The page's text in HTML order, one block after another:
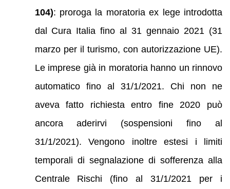
104): proroga la moratoria ex lege introdotta
dal Cura Italia fino al 31 gennaio 2021 (31
marzo per il turismo, con autorizzazione UE).
Le imprese già in moratoria hanno un rinnovo
automatico fino al 31/1/2021. Chi non ne
aveva fatto richiesta entro fine 2020 può
ancora aderirvi (sospensioni fino al
31/1/2021). Vengono inoltre estesi i limiti
temporali di segnalazione di sofferenza alla
Centrale Rischi (fino al 31/1/2021 per i